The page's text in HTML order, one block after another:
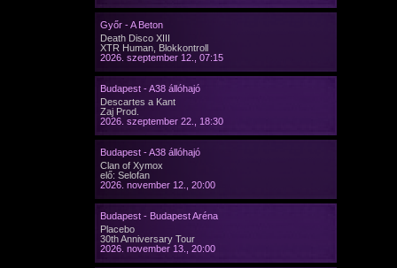
Győr - A Beton
Death Disco XIII
XTR Human, Blokkontroll
2026. szeptember 12., 07:15
Budapest - A38 állóhajó
Descartes a Kant
Zaj Prod.
2026. szeptember 22., 18:30
Budapest - A38 állóhajó
Clan of Xymox
elő: Selofan
2026. november 12., 20:00
Budapest - Budapest Aréna
Placebo
30th Anniversary Tour
2026. november 13., 20:00